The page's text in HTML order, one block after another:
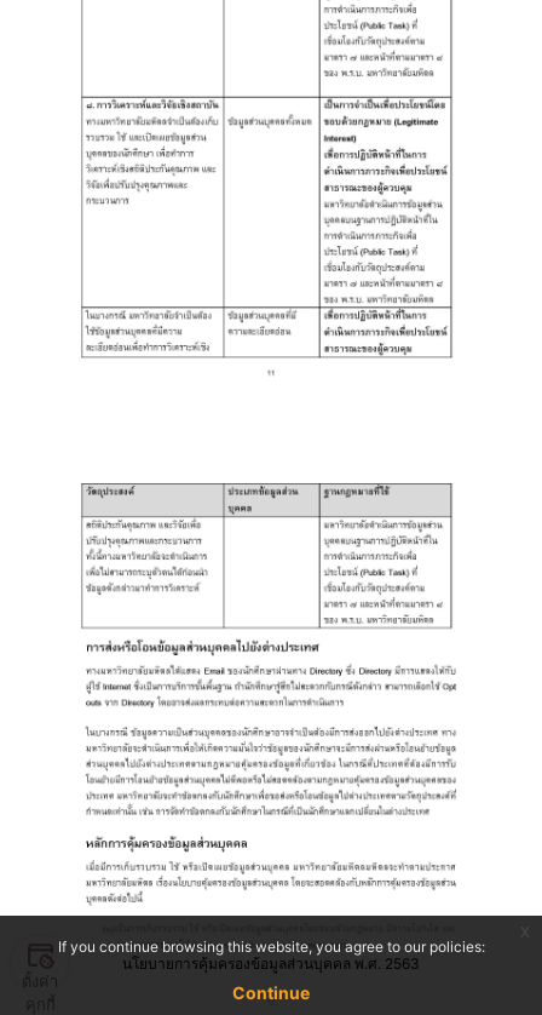
ตั้งค่า
คุกกี้
If you continue browsing this website, you agree to our policies:
นโยบายการคุ้มครองข้อมูลส่วนบุคคล พ.ศ. 2563
Continue